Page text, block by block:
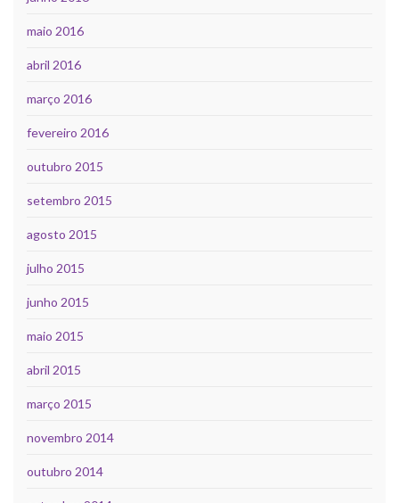
maio 2016
abril 2016
março 2016
fevereiro 2016
outubro 2015
setembro 2015
agosto 2015
julho 2015
junho 2015
maio 2015
abril 2015
março 2015
novembro 2014
outubro 2014